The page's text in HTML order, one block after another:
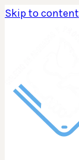
Skip to content